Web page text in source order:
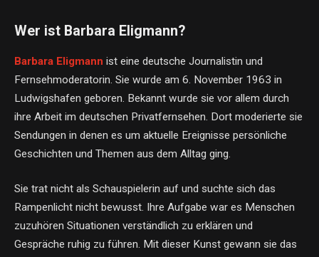
Wer ist Barbara Eligmann?
Barbara Eligmann ist eine deutsche Journalistin und
Fernsehmoderatorin. Sie wurde am 6. November 1963 in
Ludwigshafen geboren. Bekannt wurde sie vor allem durch
ihre Arbeit im deutschen Privatfernsehen. Dort moderierte sie
Sendungen in denen es um aktuelle Ereignisse persönliche
Geschichten und Themen aus dem Alltag ging.
Sie trat nicht als Schauspielerin auf und suchte sich das
Rampenlicht nicht bewusst. Ihre Aufgabe war es Menschen
zuzuhören Situationen verständlich zu erklären und
Gespräche ruhig zu führen. Mit dieser Kunst gewann sie das